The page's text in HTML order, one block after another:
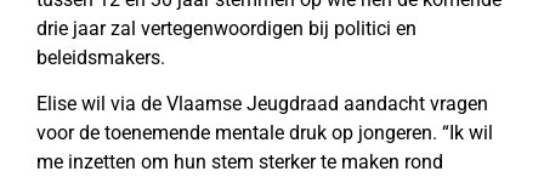
drie jaar zal vertegenwoordigen bij politici en
beleidsmakers.
Elise wil via de Vlaamse Jeugdraad aandacht vragen
voor de toenemende mentale druk op jongeren. “Ik wil
me inzetten om hun stem sterker te maken rond